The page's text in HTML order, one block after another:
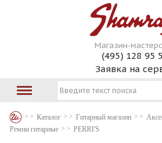
Магазин-
(495) 128 95
Заявка на
Каталог Гитарный магазин
Ремни гитарные
PERRI'S